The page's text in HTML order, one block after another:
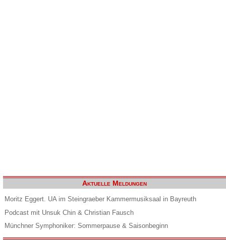
Aktuelle Meldungen
Moritz Eggert. UA im Steingraeber Kammermusiksaal in Bayreuth
Podcast mit Unsuk Chin & Christian Fausch
Münchner Symphoniker: Sommerpause & Saisonbeginn